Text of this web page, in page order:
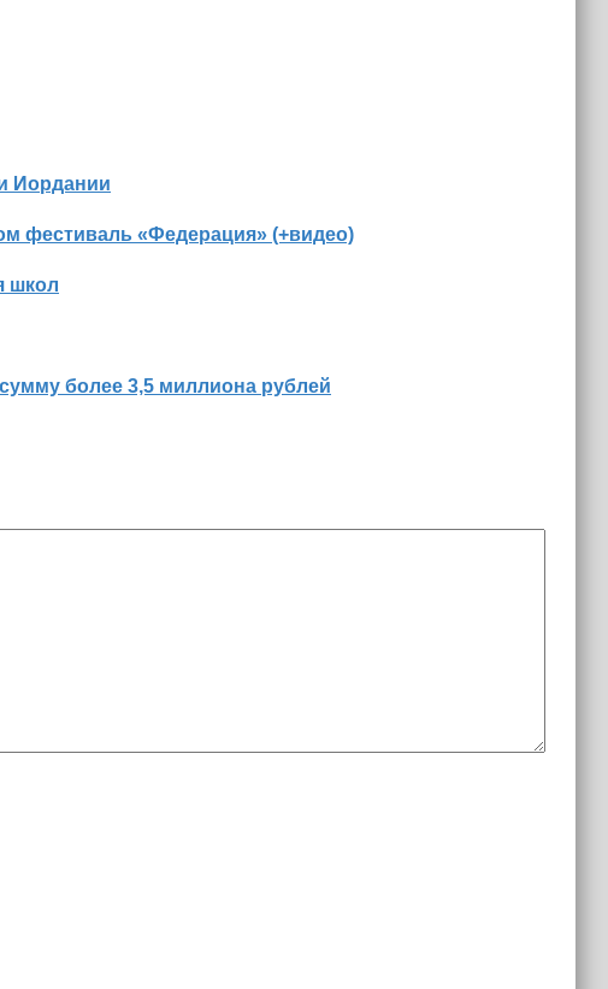
Иордании
фестиваль «Федерация» (+видео)
школ
более 3,5 миллиона рублей